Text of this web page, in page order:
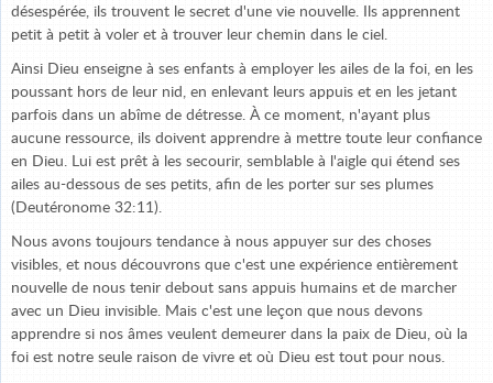
désespérée, ils trouvent le secret d'une vie nouvelle. Ils apprennent
petit à petit à voler et à trouver leur chemin dans le ciel.
Ainsi Dieu enseigne à ses enfants à employer les ailes de la foi, en les
poussant hors de leur nid, en enlevant leurs appuis et en les jetant
parfois dans un abîme de détresse. À ce moment, n'ayant plus
aucune ressource, ils doivent apprendre à mettre toute leur confiance
en Dieu. Lui est prêt à les secourir, semblable à l'aigle qui étend ses
ailes au-dessous de ses petits, afin de les porter sur ses plumes
(Deutéronome 32:11).
Nous avons toujours tendance à nous appuyer sur des choses
visibles, et nous découvrons que c'est une expérience entièrement
nouvelle de nous tenir debout sans appuis humains et de marcher
avec un Dieu invisible. Mais c'est une leçon que nous devons
apprendre si nos âmes veulent demeurer dans la paix de Dieu, où la
foi est notre seule raison de vivre et où Dieu est tout pour nous.